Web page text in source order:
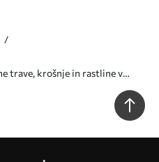
trave, krošnje in rastline v
rahlo zamegljenem ozadju Št.